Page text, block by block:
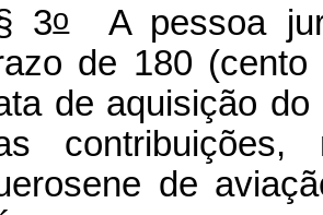
3oA pessoa
de 180
de aquisição
de